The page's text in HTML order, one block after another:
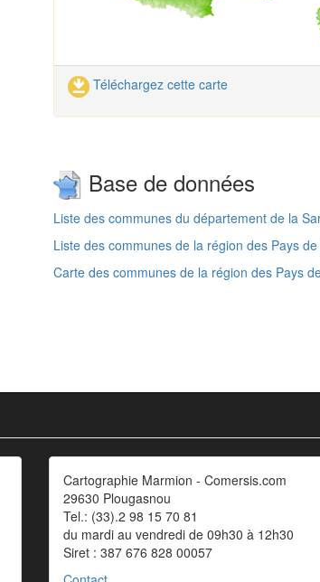
Téléchargez cette carte
Base de données
Liste des communes du département de la
Liste des communes de la région des Pays
Carte des communes de la région des Pays
Cartographie Marmion - Comersis.com
29630 Plougasnou
Tel.: (33).2 98 15 70 81
du mardi au vendredi de 09h30 à 12h30
Siret : 387 676 828 00057